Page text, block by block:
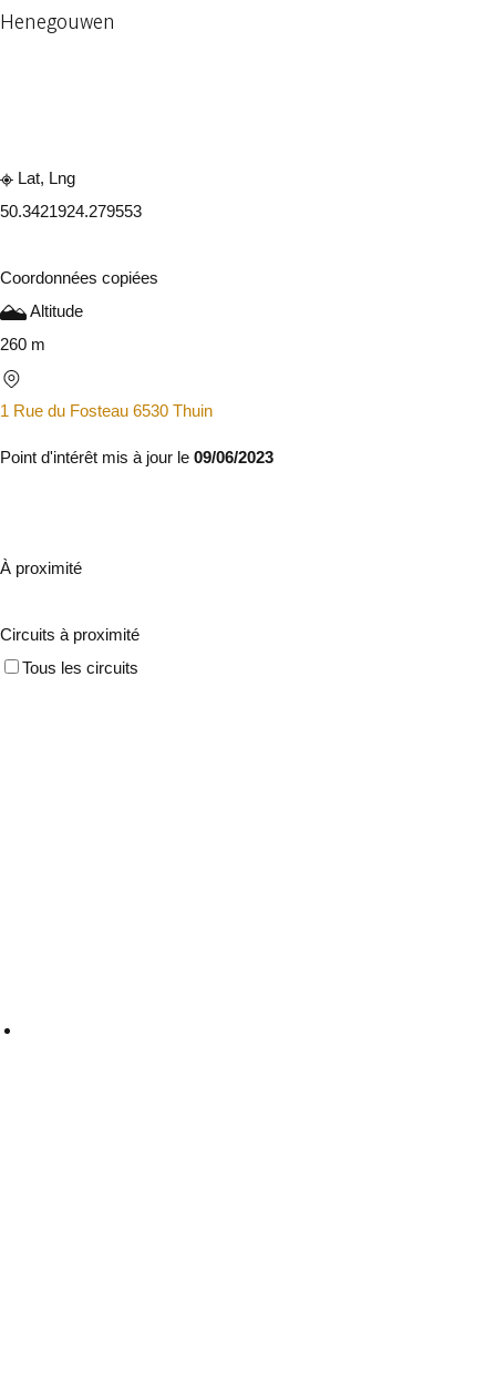
Henegouwen
Lat, Lng
50.3421924.279553
Coordonnées copiées
Altitude
260 m
1 Rue du Fosteau 6530 Thuin
Point d'intérêt mis à jour le 09/06/2023
À proximité
Circuits à proximité
Tous les circuits